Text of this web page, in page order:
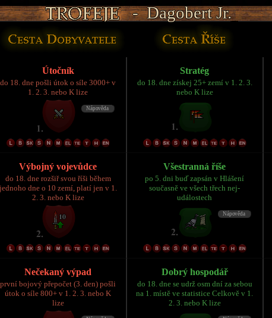
- Dagobert Jr.
- Dagobert Jr.
- Dagobert Jr.
- Dagobert Jr.
- Dagobert Jr.
Útočník
do 18. dne pošli útok o síle 3000+ v
1. 2. 3. nebo K lize
Stratég
do 18. dne získej 25+ zemí v 1. 2. 3.
nebo K lize
Výbojný vojevůdce
do 18. dne rozšiř svou říši během
jednoho dne o 10 zemí, platí jen v 1.
2. 3. nebo K lize
Všestranná říše
po 5. dni buď zapsán v Hlášení
současně ve všech třech nej-
událostech
Nečekaný výpad
první bojový přepočet (3. den) pošli
útok o síle 800+ v 1. 2. 3. nebo K
lize
Dobrý hospodář
do 18. dne se udrž osm dní za sebou
na 1. místě ve statistice Celkově v 1.
2. 3. nebo K lize